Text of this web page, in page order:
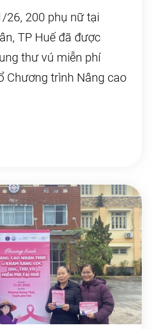
26, 200 phụ nữ tại
TP Huế đã được
thư vú miễn phí
Chương trình Nâng cao